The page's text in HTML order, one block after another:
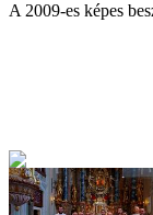
A 2009-es képes